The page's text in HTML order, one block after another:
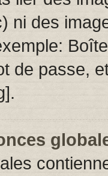
ni des
de passe,